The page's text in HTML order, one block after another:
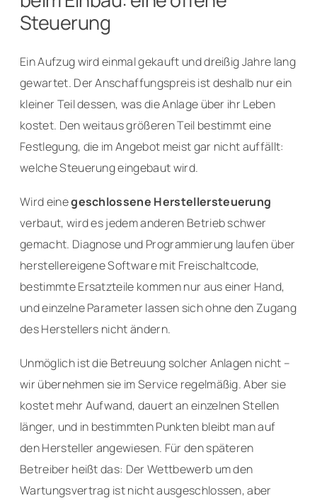
Steuerung
Ein Aufzug wird einmal gekauft und dreißig Jahre lang
gewartet. Der Anschaffungspreis ist deshalb nur ein
kleiner Teil dessen, was die Anlage über ihr Leben
kostet. Den weitaus größeren Teil bestimmt eine
Festlegung, die im Angebot meist gar nicht auffällt:
welche Steuerung eingebaut wird.
Wird einegeschlossene Herstellersteuerung
verbaut, wird es jedem anderen Betrieb schwer
gemacht. Diagnose und Programmierung laufen über
herstellereigene Software mit Freischaltcode,
bestimmte Ersatzteile kommen nur aus einer Hand,
und einzelne Parameter lassen sich ohne den Zugang
des Herstellers nicht ändern.
Unmöglich ist die Betreuung solcher Anlagen nicht –
wir übernehmen sie im Service regelmäßig. Aber sie
kostet mehr Aufwand, dauert an einzelnen Stellen
länger, und in bestimmten Punkten bleibt man auf
den Hersteller angewiesen. Für den späteren
Betreiber heißt das: Der Wettbewerb um den
Wartungsvertrag ist nicht ausgeschlossen, aber